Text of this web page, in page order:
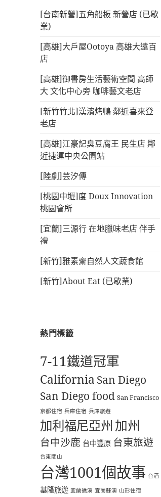
[台南新營]五角船板 新營店 (已歇
業)
[高雄]大戶屋Ootoya 高雄大遠百
店
[高雄]御書房生活藝術空間 高師
大 文化中心旁 咖啡藝文老店
[新竹竹北]漢濱烤鴨 鄰近喜來登
老店
[高雄]江豪記臭豆腐王 民生店 鄰
近捷運中央公園站
[陸劇]芸汐傳
[桃園中壢]度 Doux Innovation
桃園會所
[宜蘭]三源行 在地臘味老店 伴手
禮
[新竹]雅素齋自然人文蔬食館
[新竹]About Eat (已歇業)
熱門標籤
7-11鐵道冠軍
California San Diego
San Diego food San Francisco
京都住宿 兵庫住宿 兵庫旅遊
加利福尼亞州 加州
台中沙鹿 台中豐原 台東旅遊
台東關山
台灣1001個故事 台酒
基隆旅遊 宜蘭礁溪 宜蘭蘇澳 山形住宿